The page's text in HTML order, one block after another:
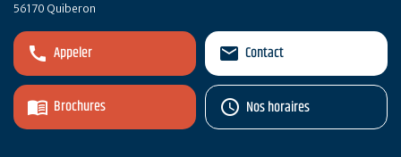
56170 Quiberon
Appeler
Brochures
Contact
Nos horaires